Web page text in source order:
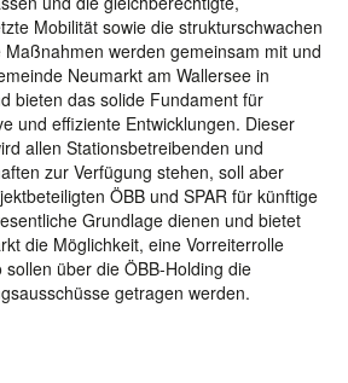
Mobilität sowie die strukturschwachen
werden gemeinsam mit und
Neumarkt am Wallersee in
bieten das solide Fundament für
und effiziente Entwicklungen. Dieser
allen Stationsbetreibenden und
zur Verfügung stehen, soll aber
ÖBB und SPAR für künftige
Grundlage dienen und bietet
die Möglichkeit, eine Vorreiterrolle
über die ÖBB-Holding die
getragen werden.